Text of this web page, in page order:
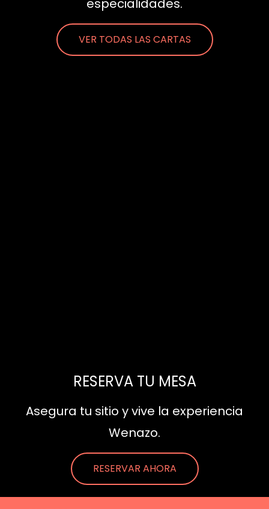
especialidades.
VER TODAS LAS CARTAS
RESERVA TU MESA
Asegura tu sitio y vive la experiencia
Wenazo.
RESERVAR AHORA